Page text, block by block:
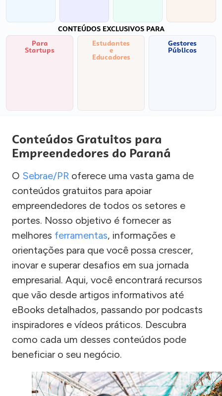
CONTEÚDOS EXCLUSIVOS PARA
Para
Startups
Estudantes
e
Educadores
Gestores
Públicos
Conteúdos Gratuitos para
Empreendedores do Paraná
O Sebrae/PR oferece uma vasta gama de
conteúdos gratuitos para apoiar
empreendedores de todos os setores e
portes. Nosso objetivo é fornecer as
melhores ferramentas, informações e
orientações para que você possa crescer,
inovar e superar desafios em sua jornada
empresarial. Aqui, você encontrará recursos
que vão desde artigos informativos até
eBooks detalhados, passando por podcasts
inspiradores e vídeos práticos. Descubra
como cada um desses conteúdos pode
beneficiar o seu negócio.